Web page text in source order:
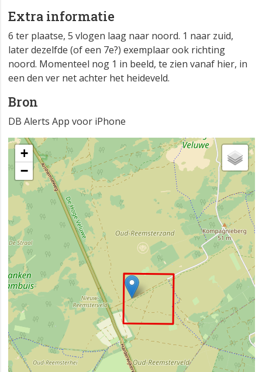
Extra informatie
6 ter plaatse, 5 vlogen laag naar noord. 1 naar zuid,
later dezelfde (of een 7e?) exemplaar ook richting
noord. Momenteel nog 1 in beeld, te zien vanaf hier, in
een den ver net achter het heideveld.
Bron
DB Alerts App voor iPhone
+
−